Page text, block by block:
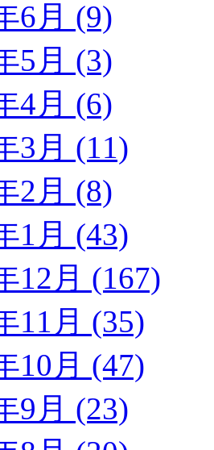
6月 (9)
5月 (3)
4月 (6)
3月 (11)
2月 (8)
1月 (43)
12月 (167)
11月 (35)
10月 (47)
9月 (23)